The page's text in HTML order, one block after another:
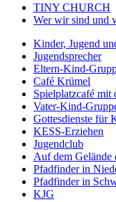
TINY CHURCH
Wer wir sind und
Kinder, Jugend
Jugendsprecher
Eltern-Kind-
Café Krümel
Spielplatzcafé mit
Vater-Kind-
Gottesdienste für
KESS-Erziehen
Jugendclub
Auf dem
Pfadfinder in
Pfadfinder in
KJG